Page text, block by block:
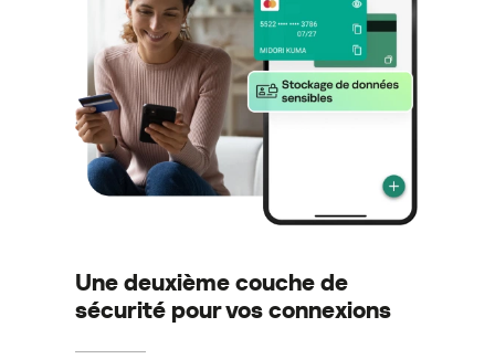
Une deuxième couche de
sécurité pour vos connexions